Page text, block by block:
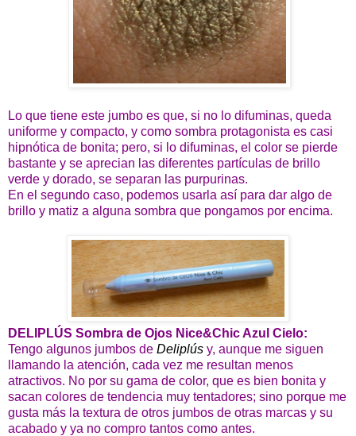
Lo que tiene este jumbo es que, si no lo difuminas, queda
uniforme y compacto, y como sombra protagonista es casi
hipnótica de bonita; pero, si lo difuminas, el color se pierde
bastante y se aprecian las diferentes partículas de brillo
verde y dorado, se separan las purpurinas.
En el segundo caso, podemos usarla así para dar algo de
brillo y matiz a alguna sombra que pongamos por encima.
DELIPLÚS Sombra de Ojos Nice&Chic Azul Cielo:
Tengo algunos jumbos de Deliplús y, aunque me siguen
llamando la atención, cada vez me resultan menos
atractivos. No por su gama de color, que es bien bonita y
sacan colores de tendencia muy tentadores; sino porque me
gusta más la textura de otros jumbos de otras marcas y su
acabado y ya no compro tantos como antes.